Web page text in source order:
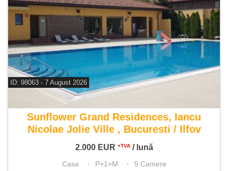
ID: 98063 - 7 August 2026
De inchiriat casa 5 camere
Sunflower Grand Residences, Iancu
Nicolae Jolie Ville , Bucuresti / Ilfov
2.000 EUR +TVA/ lună
Casa P+1+M
5 Camere